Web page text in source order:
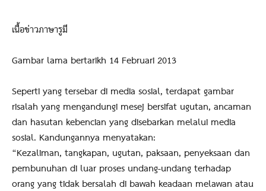
เนื้อข่าวภาษารูมี
Gambar lama bertarikh 14 Februari 2013
Seperti yang tersebar di media sosial, terdapat gambar
risalah yang mengandungi mesej bersifat ugutan, ancaman
dan hasutan kebencian yang disebarkan melalui media
sosial. Kandungannya menyatakan:
“Kezaliman, tangkapan, ugutan, paksaan, penyeksaan dan
pembunuhan di luar proses undang-undang terhadap
orang yang tidak bersalah di bawah keadaan melawan atau